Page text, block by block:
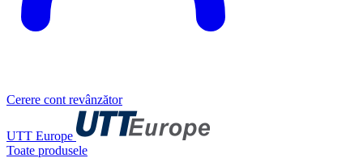
Cerere cont revânzător
UTT Europe
Toate produsele